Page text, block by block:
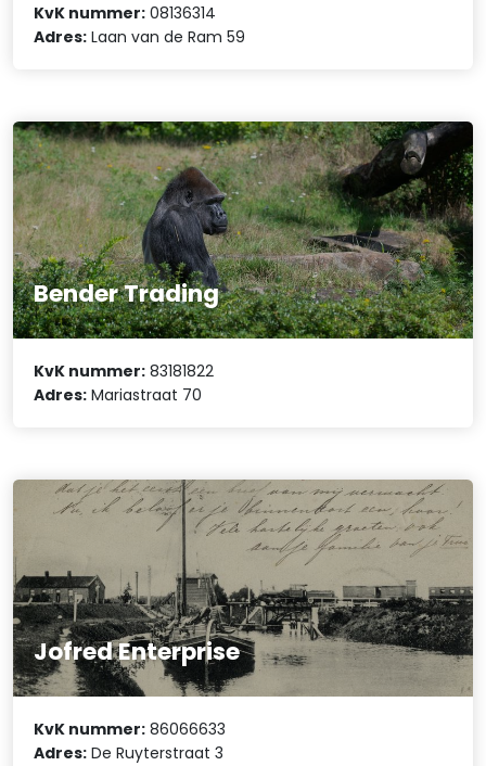
KvK nummer: 08136314
Adres: Laan van de Ram 59
Bender Trading
KvK nummer: 83181822
Adres: Mariastraat 70
Jofred Enterprise
KvK nummer: 86066633
Adres: De Ruyterstraat 3